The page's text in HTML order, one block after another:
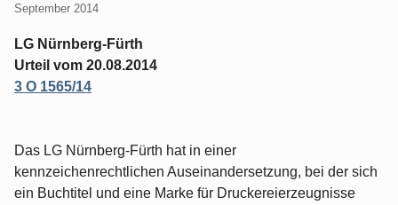
September 2014
LG Nürnberg-Fürth
Urteil vom 20.08.2014
3 O 1565/14
Das LG Nürnberg-Fürth hat in einer
kennzeichenrechtlichen Auseinandersetzung, bei der sich
ein Buchtitel und eine Marke für Druckereierzeugnisse